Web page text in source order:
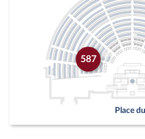
587
Place